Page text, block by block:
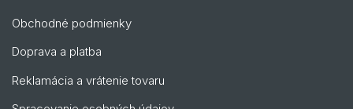
Obchodné podmienky
Doprava a platba
Reklamácia a vrátenie tovaru